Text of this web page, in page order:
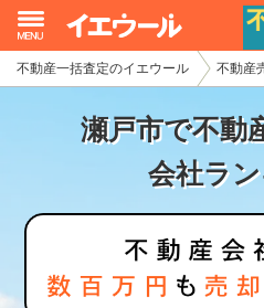
不動産一括査定のイエウール 不動産
瀬戸市で不動
会社ラ
イエウール加盟希望の不動産会
初めての方へ
不動産の売却・一括査定
家査定シミュレーター